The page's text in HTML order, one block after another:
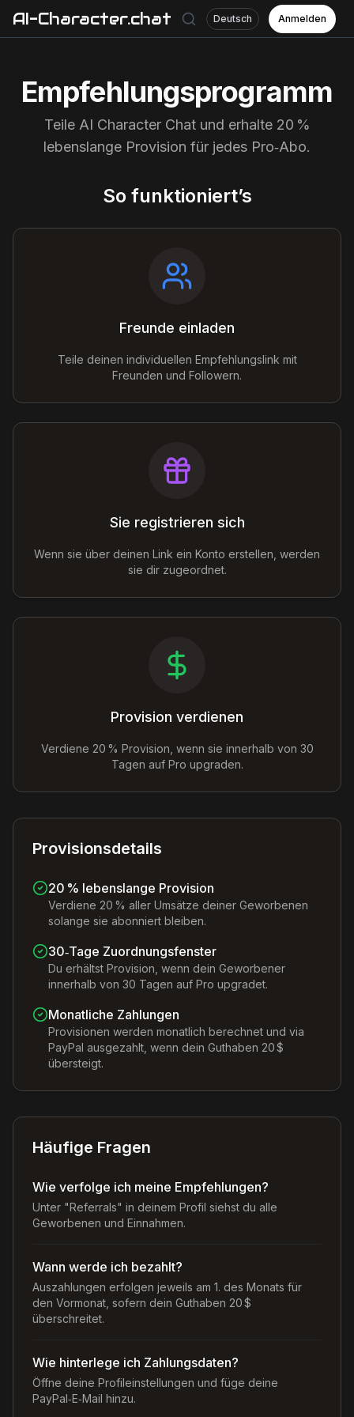
AI-Character.chat Deutsch Anmelden
Empfehlungsprogramm
Teile AI Character Chat und erhalte 20 %
lebenslange Provision für jedes Pro‑Abo.
So funktioniert’s
Freunde einladen
Teile deinen individuellen Empfehlungslink mit
Freunden und Followern.
Sie registrieren sich
Wenn sie über deinen Link ein Konto erstellen, werden
sie dir zugeordnet.
Provision verdienen
Verdiene 20 % Provision, wenn sie innerhalb von 30
Tagen auf Pro upgraden.
Provisionsdetails
20 % lebenslange Provision
Verdiene 20 % aller Umsätze deiner Geworbenen
solange sie abonniert bleiben.
30‑Tage Zuordnungsfenster
Du erhältst Provision, wenn dein Geworbener
innerhalb von 30 Tagen auf Pro upgradet.
Monatliche Zahlungen
Provisionen werden monatlich berechnet und via
PayPal ausgezahlt, wenn dein Guthaben 20 $
übersteigt.
Häufige Fragen
Wie verfolge ich meine Empfehlungen?
Unter "Referrals" in deinem Profil siehst du alle
Geworbenen und Einnahmen.
Wann werde ich bezahlt?
Auszahlungen erfolgen jeweils am 1. des Monats für
den Vormonat, sofern dein Guthaben 20 $
überschreitet.
Wie hinterlege ich Zahlungsdaten?
Öffne deine Profileinstellungen und füge deine
PayPal‑E‑Mail hinzu.